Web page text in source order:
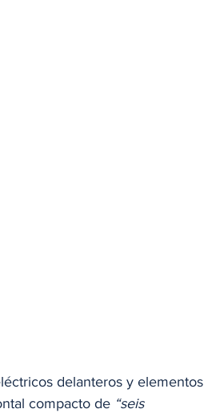
delanteros y elementos
compacto de “seis